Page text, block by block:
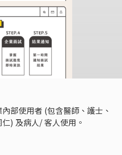
部使用者 (包含醫師、護士、
) 及病人/ 客人使用。